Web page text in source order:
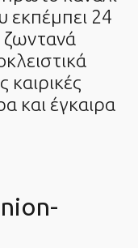
εκπέμπει 24
καιρικές
και έγκαιρα